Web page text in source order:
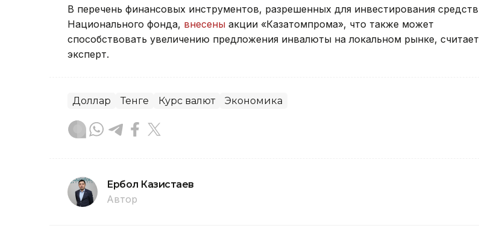
В перечень финансовых инструментов, разрешенных для инвестирования средств
Национального фонда, внесены акции «Казатомпрома», что также может
способствовать увеличению предложения инвалюты на локальном рынке, считает
эксперт.
Доллар Тенге Курс валют Экономика
Ербол Казистаев
Автор